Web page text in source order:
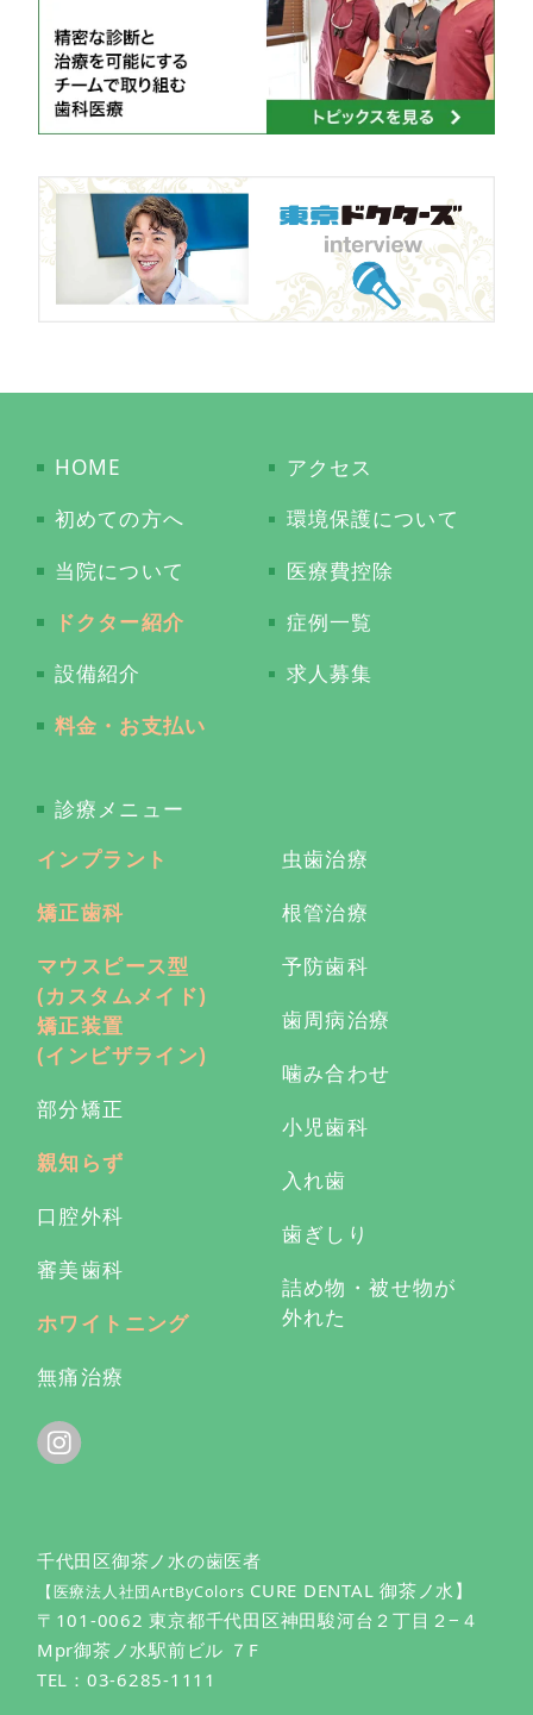
HOME
初めての方へ
当院について
ドクター紹介
設備紹介
料金・お支払い
アクセス
環境保護について
医療費控除
症例一覧
求人募集
診療メニュー
インプラント
矯正歯科
マウスピース型
(カスタムメイド)
矯正装置
(インビザライン)
部分矯正
親知らず
口腔外科
審美歯科
ホワイトニング
無痛治療
虫歯治療
根管治療
予防歯科
歯周病治療
噛み合わせ
小児歯科
入れ歯
歯ぎしり
詰め物・被せ物が
外れた
千代田区御茶ノ水の歯医者
【医療法人社団ArtByColors CURE DENTAL 御茶ノ水】
〒101-0062 東京都千代田区神田駿河台２丁目２−４
Mpr御茶ノ水駅前ビル ７F
TEL： 03-6285-1111